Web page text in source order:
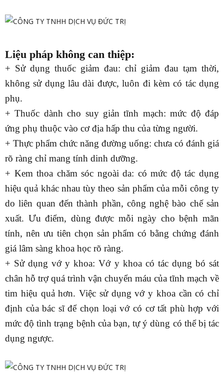
Liệu pháp không can thiệp:
+ Sử dụng thuốc giảm đau: chỉ giảm đau tạm thời,
không sử dụng lâu dài được, luôn đi kèm có tác dụng
phụ.
+ Thuốc dành cho suy giản tĩnh mạch: mức độ đáp
ứng phụ thuộc vào cơ địa hấp thu của từng người.
+ Thực phẩm chức năng đường uống: chưa có đánh giá
rõ ràng chỉ mang tính dinh dưỡng.
+ Kem thoa chăm sóc ngoài da: có mức độ tác dụng
hiệu quả khác nhau tùy theo sản phẩm của mỗi công ty
do liên quan đến thành phần, công nghệ bào chế sản
xuất. Ưu điểm, dùng được mỗi ngày cho bệnh mãn
tính, nên ưu tiên chọn sản phẩm có bằng chứng đánh
giá lâm sàng khoa học rõ ràng.
+ Sử dụng vớ y khoa: Vớ y khoa có tác dụng bó sát
chân hỗ trợ quá trình vận chuyển máu của tĩnh mạch về
tim hiệu quả hơn. Việc sử dụng vớ y khoa cần có chỉ
định của bác sĩ để chọn loại vớ có cơ tất phù hợp với
mức độ tình trạng bệnh của bạn, tự ý dùng có thể bị tác
dụng ngược.